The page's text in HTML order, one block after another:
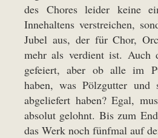
des Chores leider keine
Innehaltens verstreichen,
Jubel aus, der für Chor,
mehr als verdient ist. Auch
gefeiert, aber ob alle im
haben, was Pölzgutter und
abgeliefert haben? Egal,
absolut gelohnt. Bis zum
das Werk noch fünfmal auf